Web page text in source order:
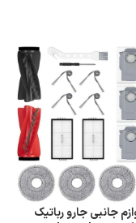
جانبی جارو رباتیک